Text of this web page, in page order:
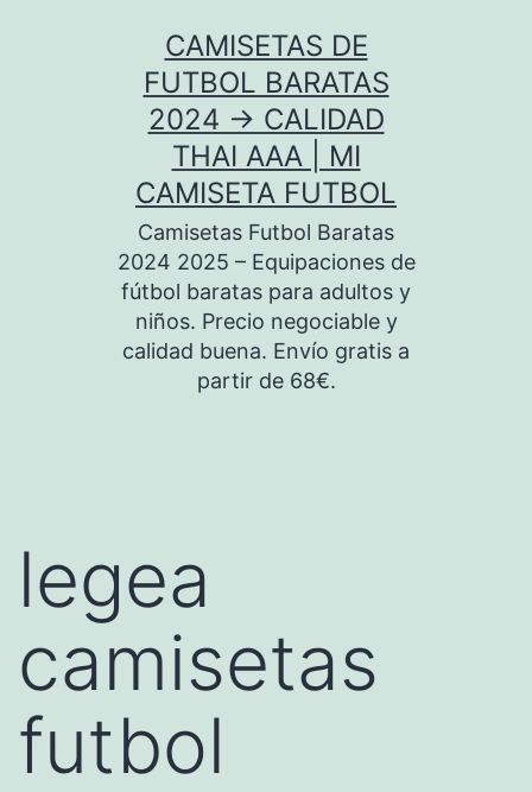
CAMISETAS DE
FUTBOL BARATAS
2024 → CALIDAD
THAI AAA | MI
CAMISETA FUTBOL
Camisetas Futbol Baratas
2024 2025 – Equipaciones de
fútbol baratas para adultos y
niños. Precio negociable y
calidad buena. Envío gratis a
partir de 68€.
legea
camisetas
futbol